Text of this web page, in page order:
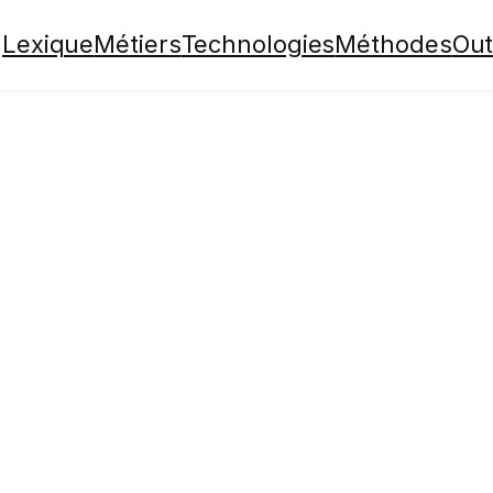
LexiqueMétiersTechnologiesMéthodes